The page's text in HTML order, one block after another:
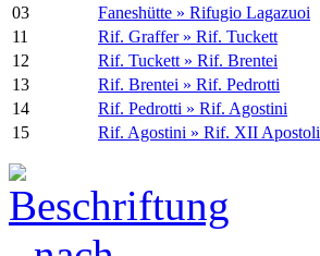
03
Faneshütte » Rifugio Lagazuoi
11
Rif. Graffer » Rif. Tuckett
12
Rif. Tuckett » Rif. Brentei
13
Rif. Brentei » Rif. Pedrotti
14
Rif. Pedrotti » Rif. Agostini
15
Rif. Agostini » Rif. XII Apostoli